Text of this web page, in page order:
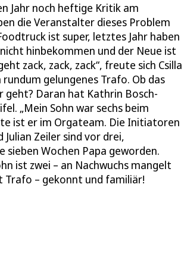
Jahr noch heftige Kritik am
die Veranstalter dieses Problem
ist super, letztes Jahr haben
hinbekommen und der Neue ist
zack, zack, zack“, freute sich Csilla
rundum gelungenes Trafo. Ob das
geht? Daran hat Kathrin Bosch-
„Mein Sohn war sechs beim
ist er im Orgateam. Die Initiatoren
Julian Zeiler sind vor drei,
sieben Wochen Papa geworden.
ist zwei – an Nachwuchs mangelt
Trafo – gekonnt und familiär!